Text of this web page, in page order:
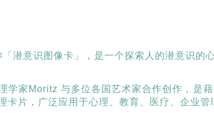
潜意识图像卡」，是一个探索人的潜意识的
学家Moritz 与多位各国艺术家合作创作，是
卡片，广泛应用于心理、教育、医疗、企业管